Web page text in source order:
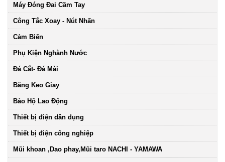
Máy Đóng Đai Cầm Tay
Công Tắc Xoay - Nút Nhấn
Cảm Biến
Phụ Kiện Nghành Nước
Đá Cắt- Đá Mài
Băng Keo Giay
Bảo Hộ Lao Động
Thiết bị điện dân dụng
Thiết bị điện công nghiệp
Mũi khoan ,Dao phay,Mũi taro NACHI - YAMAWA